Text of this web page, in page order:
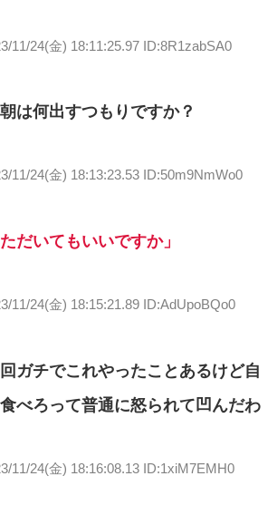
11/24(金) 18:11:25.97 ID:8R1zabSA0
は何出すつもりですか？
11/24(金) 18:13:23.53 ID:50m9NmWo0
だいてもいいですか」
11/24(金) 18:15:21.89 ID:AdUpoBQo0
ガチでこれやったことあるけど自
べろって普通に怒られて凹んだわ
11/24(金) 18:16:08.13 ID:1xiM7EMH0